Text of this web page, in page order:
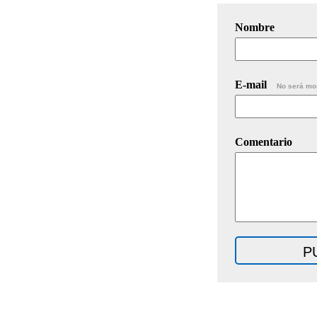
Nombre
E-mail No será
Comentario